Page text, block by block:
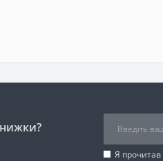
Я прочитав